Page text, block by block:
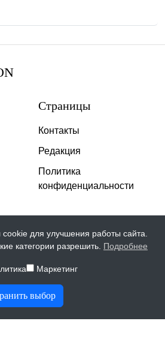
Страницы
Контакты
Редакция
Политика
конфиденциальности
для улучшения работы сайта.
категории разрешить. Подробнее
Маркетинг
выбор